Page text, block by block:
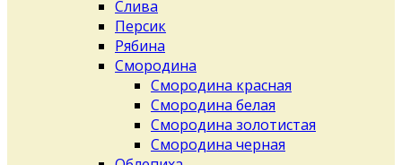
Слива
Персик
Рябина
Смородина
Смородина красная
Смородина белая
Смородина золотистая
Смородина черная